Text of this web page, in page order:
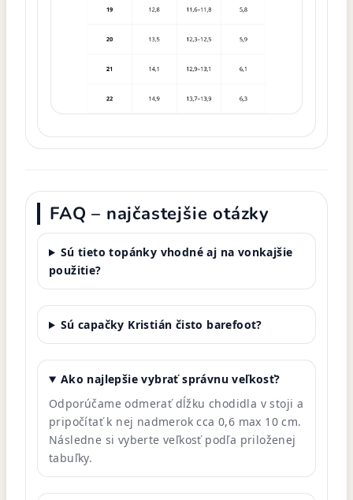
FAQ – najčastejšie otázky
Sú tieto topánky vhodné aj na vonkajšie
použitie?
Sú capačky Kristián čisto barefoot?
Ako najlepšie vybrať správnu veľkosť?
Odporúčame odmerať dĺžku chodidla v stoji a
pripočítať k nej nadmerok cca 0,6 max 10 cm.
Následne si vyberte veľkosť podľa priloženej
tabuľky.